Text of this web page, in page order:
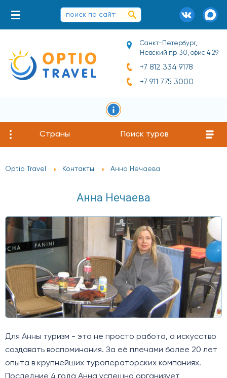
Санкт-Петербург,
Невский пр. 30, офис 4.29
+7 812 334 9178
+7 911 775 3000
Страны Поиск туров
Optio Travel Контакты Анна Нечаева
Анна Нечаева
Для Анны туризм - это не просто работа, а искусство
создавать воспоминания. За её плечами более 20 лет
опыта в крупнейших туроператорских компаниях.